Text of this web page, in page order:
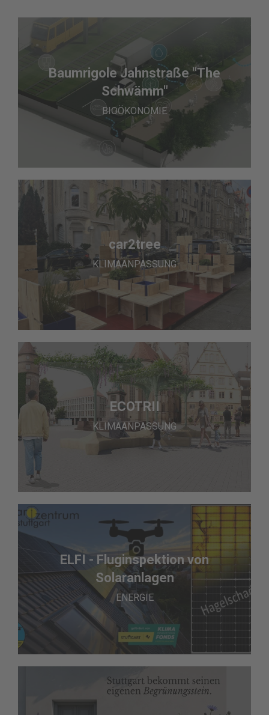
Baumrigole Jahnstraße "The
Schwämm"
BIOÖKONOMIE
car2tree
KLIMAANPASSUNG
ECOTRII
KLIMAANPASSUNG
ELFI - Fluginspektion von
Solaranlagen
ENERGIE